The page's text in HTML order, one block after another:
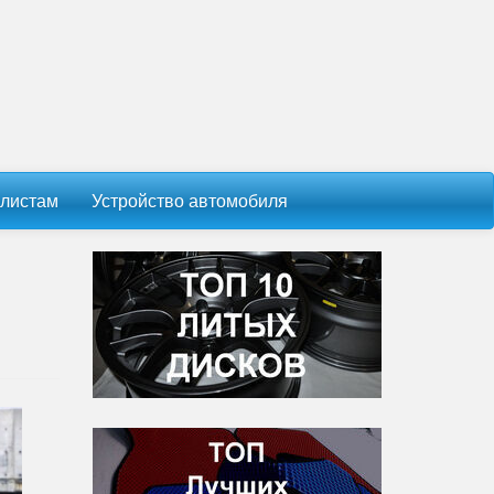
Устройство автомобиля